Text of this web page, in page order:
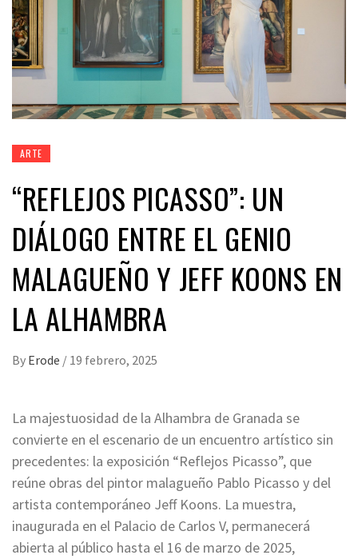
ARTE
“REFLEJOS PICASSO”: UN
DIÁLOGO ENTRE EL GENIO
MALAGUEÑO Y JEFF KOONS EN
LA ALHAMBRA
By Erode / 19 febrero, 2025
La majestuosidad de la Alhambra de Granada se
convierte en el escenario de un encuentro artístico sin
precedentes: la exposición “Reflejos Picasso”, que
reúne obras del pintor malagueño Pablo Picasso y del
artista contemporáneo Jeff Koons. La muestra,
inaugurada en el Palacio de Carlos V, permanecerá
abierta al público hasta el 16 de marzo de 2025,